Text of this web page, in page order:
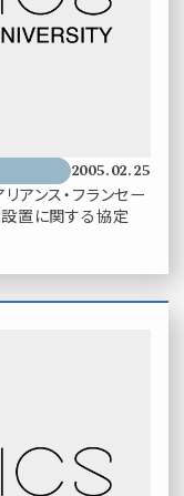
2005.02.25
アンス・フランセー
置に関する協定